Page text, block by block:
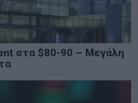
στα $80-90 – Μεγάλη